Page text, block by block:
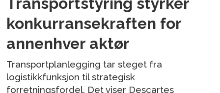
konkurransekraften for
annenhver aktør
Transportplanlegging tar steget fra
logistikkfunksjon til strategisk
forretningsfordel. Det viser Descartes